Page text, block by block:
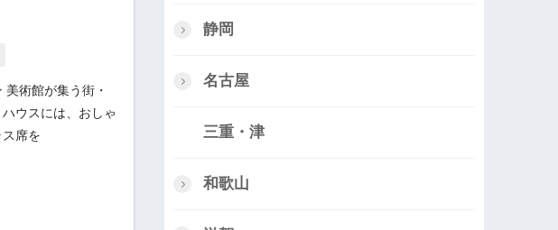
術館が集う街・
ウスには、おしゃ
席を
静岡
名古屋
三重・津
和歌山